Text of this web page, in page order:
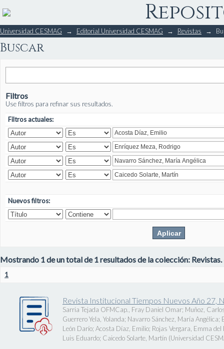
Buscar
Universidad CESMAG → Editorial Universidad CESMAG → Revistas →
Buscar
Filtros
Use filtros para refinar sus resultados.
Filtros actuales:
Nuevos filtros:
Mostrando 1 de un total de 1 resultados de la colección: Revistas.
1
Revista Institucional Tiempos Nuevos Año 27,
Sarria Tejada OFMCap., Fray Daniel Omar; Muñoz,
Guerrero Yela, Yolanda; Navarro Sánchez, María Angélica;
León Darío; Acosta Díaz, Emilio; Rojas Vergara, Emma del
Luis Eduardo; Caicedo Solarte, Martín (Universidad